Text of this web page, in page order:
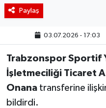
Paylaş
03.07.2026 - 17:03
Trabzonspor Sportif
İşletmeciliği Ticaret
Onanatransferine ilişkin
bildirdi.
Kiripto Para Piyasası
Gizlilik Sözleşmesi
Hakkımızda
İletişim